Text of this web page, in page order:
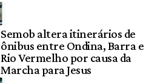
Semob altera itinerários de
ônibus entre Ondina, Barra e
Rio Vermelho por causa da
Marcha para Jesus